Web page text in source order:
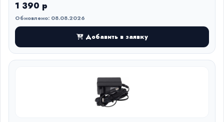
1 390 р
Обновлено: 08.08.2026
Добавить в заявку